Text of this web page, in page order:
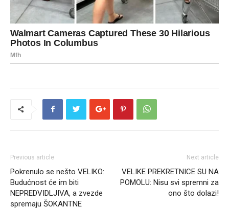
Previous article
Pokrenulo se nešto VELIKO:
Budućnost će im biti
NEPREDVIDLJIVA, a zvezde
spremaju ŠOKANTNE
Next article
VELIKE PREKRETNICE SU NA
POMOLU: Nisu svi spremni za
ono što dolazi!